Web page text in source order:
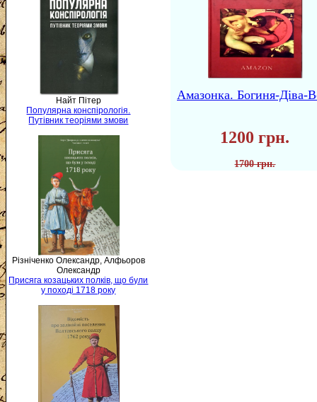
Найт Пітер
Популярна конспірологія.
Путівник теоріями змови
Різніченко Олександр, Алфьоров
Олександр
Присяга козацьких полків, що були
у поході 1718 року
Амазонка. Богиня-Діва-
1200 грн.
1700 грн.